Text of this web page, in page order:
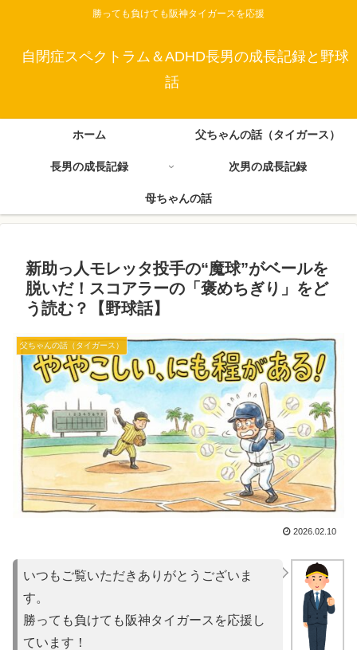
勝っても負けても阪神タイガースを応援
自閉症スペクトラム＆ADHD長男の成長記録と野球
話
ホーム 父ちゃんの話（タイガース）
長男の成長記録 次男の成長記録
母ちゃんの話
新助っ人モレッタ投手の“魔球”がベールを
脱いだ！スコアラーの「褒めちぎり」をど
う読む？【野球話】
父ちゃんの話（タイガース）
2026.02.10
いつもご覧いただきありがとうございま
す。
勝っても負けても阪神タイガースを応援し
ています！